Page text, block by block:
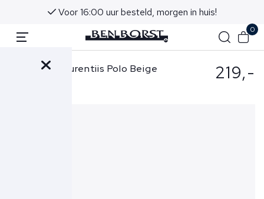
Voor 16:00 uur besteld, morgen in huis!
0
Filippo de Laurentiis Polo Beige 219,-